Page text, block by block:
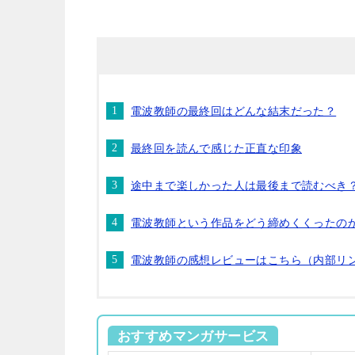
電波教師の最終回はどんな結末だった？
最終回を読んで感じた正直な印象
途中まで楽しかった人は最後まで読むべき
電波教師という作品をどう締めくくったの
電波教師の感想レビューはこちら（内部リ
おすすめマンガサービス